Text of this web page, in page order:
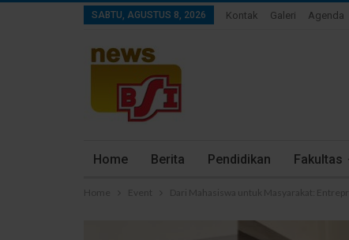
SABTU, AGUSTUS 8, 2026 Kontak Galeri Agenda
Home Berita Pendidikan Fakultas
Home Event Dari Mahasiswa untuk Masyarakat: